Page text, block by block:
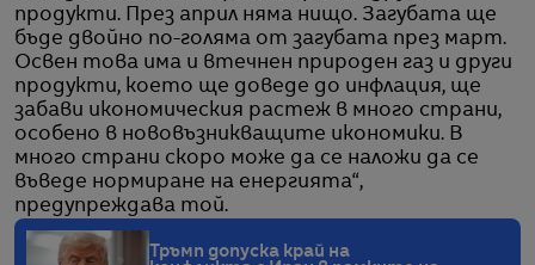
продукти. През април няма нищо. Загубата ще
бъде двойно по-голяма от загубата през март.
Освен това има и втечнен природен газ и други
продукти, което ще доведе до инфлация, ще
забави икономическия растеж в много страни,
особено в нововъзникващите икономики. В
много страни скоро може да се наложи да се
въведе нормиране на енергията“,
предупреждава той.
Тръмп допуска край на